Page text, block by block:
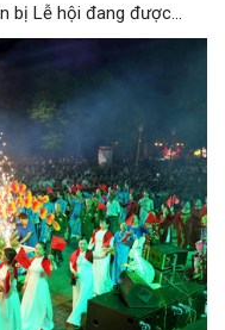
bị Lễ hội đang được
phòng, ban, ngành, đơn
tạo khí thế sôi nổi,
khách một mùa Trung
hóa xứ Đoài.